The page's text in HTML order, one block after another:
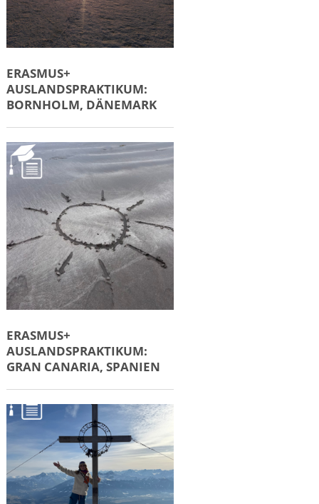
ERASMUS+
AUSLANDSPRAKTIKUM:
BORNHOLM, DÄNEMARK
ERASMUS+
AUSLANDSPRAKTIKUM:
GRAN CANARIA, SPANIEN